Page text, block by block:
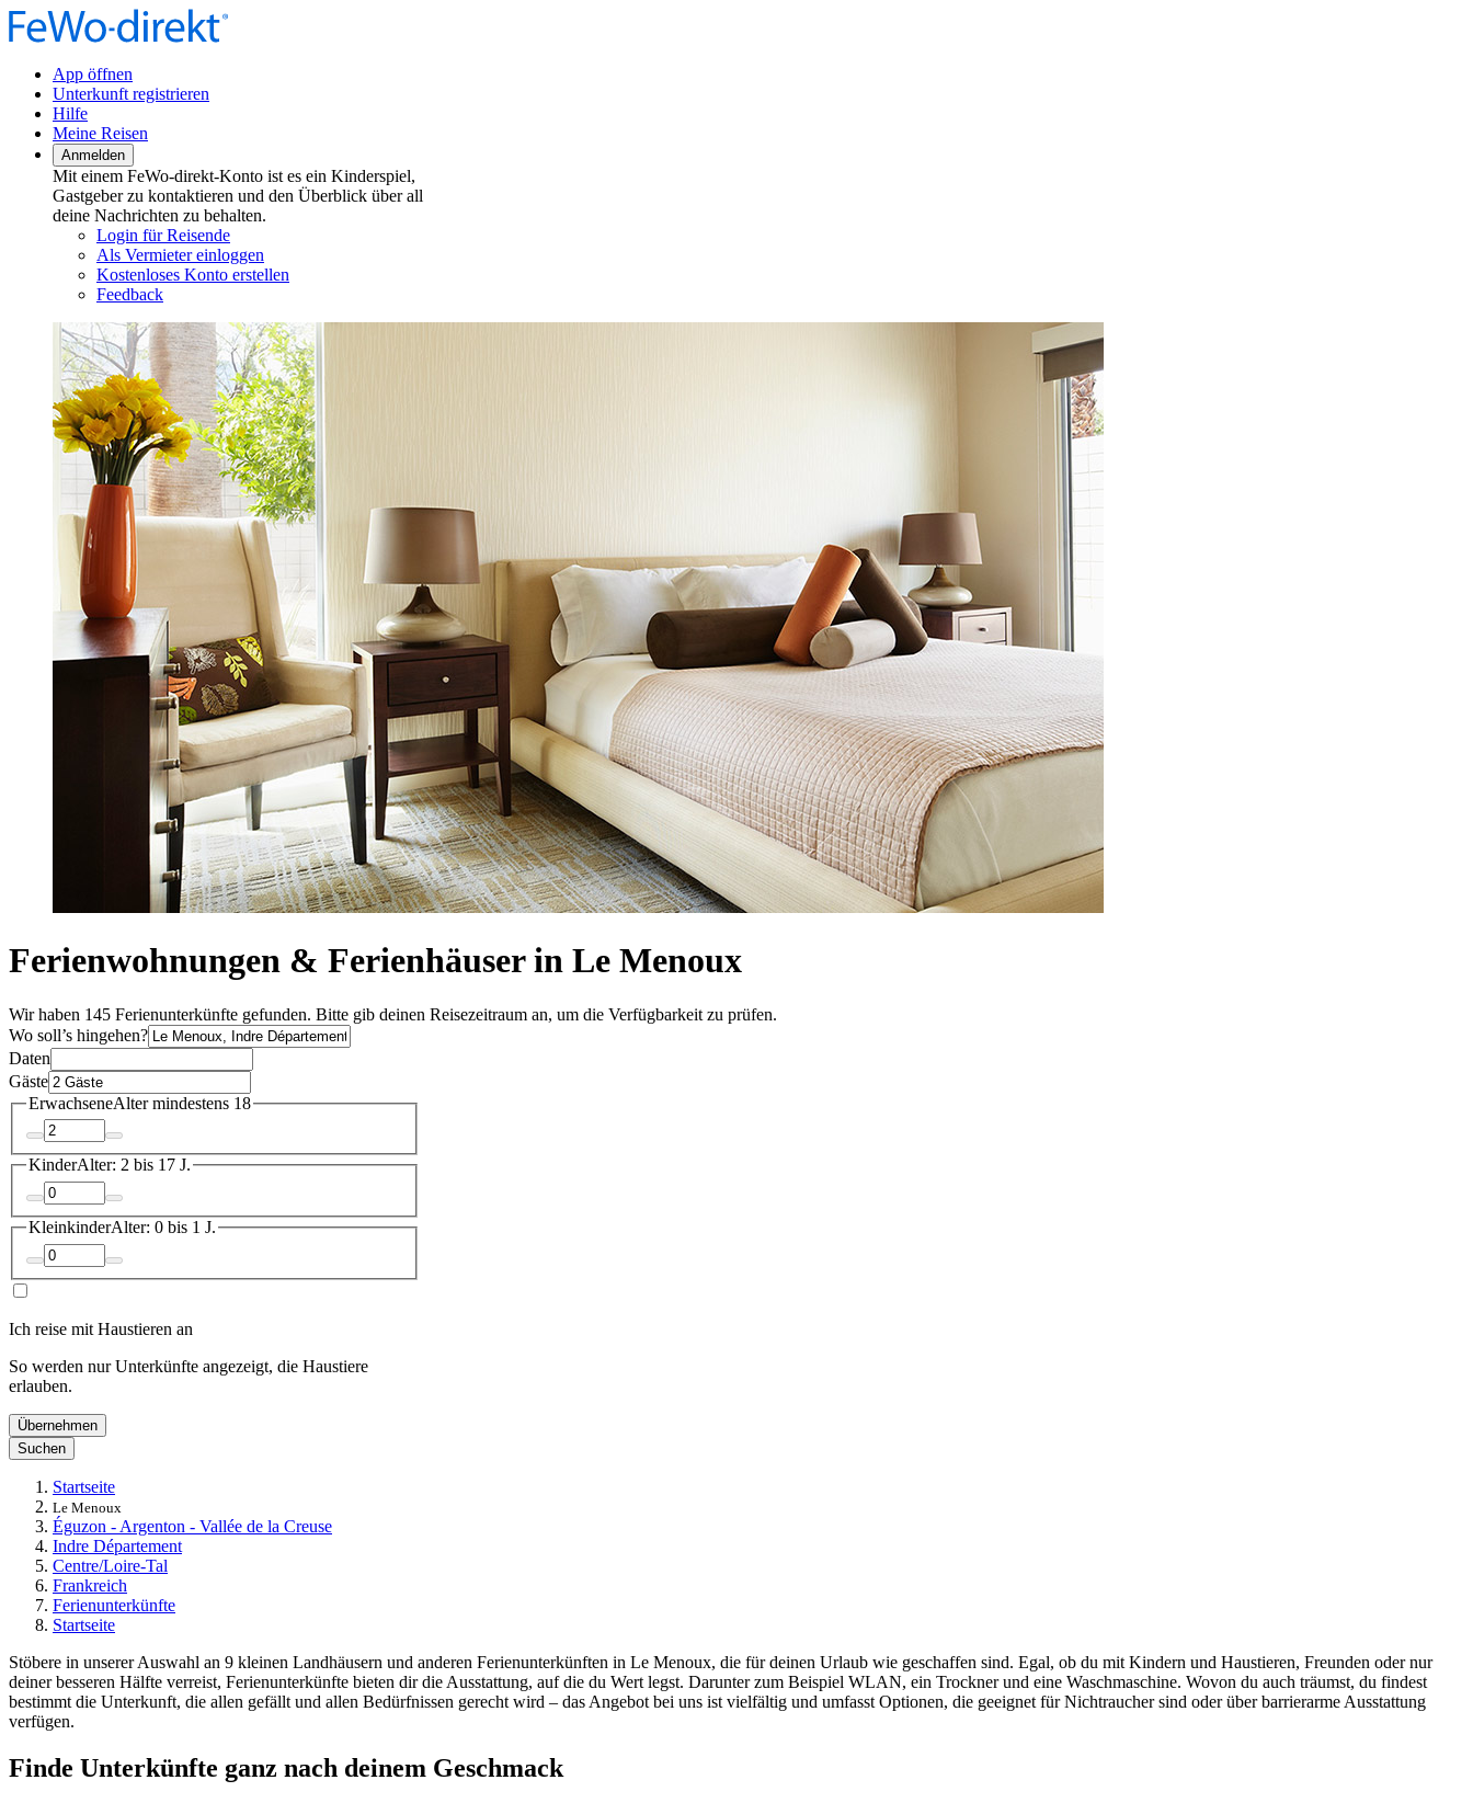
App öffnen
Unterkunft registrieren
Hilfe
Meine Reisen
Anmelden
Mit einem FeWo-direkt-Konto ist es ein Kinderspiel,
Gastgeber zu kontaktieren und den Überblick über all
deine Nachrichten zu behalten.
Login für Reisende
Als Vermieter einloggen
Kostenloses Konto erstellen
Feedback
Ferienwohnungen & Ferienhäuser in Le Menoux
Wir haben 145 Ferienunterkünfte gefunden. Bitte gib deinen Reisezeitraum an, um die Verfügbarkeit zu prüfen.
Wo soll’s hingehen?
Daten
Gäste
ErwachseneAlter mindestens 18
KinderAlter: 2 bis 17 J.
KleinkinderAlter: 0 bis 1 J.
Ich reise mit Haustieren an
So werden nur Unterkünfte angezeigt, die Haustiere
erlauben.
Übernehmen
Suchen
Startseite
Le Menoux
Éguzon - Argenton - Vallée de la Creuse
Indre Département
Centre/Loire-Tal
Frankreich
Ferienunterkünfte
Startseite
Stöbere in unserer Auswahl an 9 kleinen Landhäusern und anderen Ferienunterkünften in Le Menoux, die für deinen Urlaub wie geschaffen sind. Egal, ob du mit Kindern und Haustieren, Freunden oder nur
deiner besseren Hälfte verreist, Ferienunterkünfte bieten dir die Ausstattung, auf die du Wert legst. Darunter zum Beispiel WLAN, ein Trockner und eine Waschmaschine. Wovon du auch träumst, du findest
bestimmt die Unterkunft, die allen gefällt und allen Bedürfnissen gerecht wird – das Angebot bei uns ist vielfältig und umfasst Optionen, die geeignet für Nichtraucher sind oder über barrierarme Ausstattung
verfügen.
Finde Unterkünfte ganz nach deinem Geschmack